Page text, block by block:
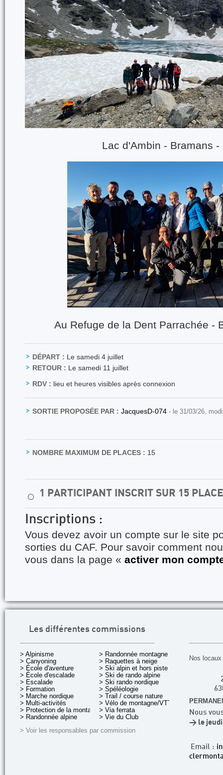
Lac d'Ambin - Bramans -
Au Refuge de la Dent Parrachée -
DÉPART : Le samedi 4 juillet
RETOUR : Le samedi 11 juillet
RDV : lieu et heures visibles après connexion
SORTIE PROPOSÉE PAR : JacquesD-074 - le 31/03/26,
NOMBRE MAXIMUM DE PLACES : 15
⚪ 1 PARTICIPANT INSCRIT SUR 15
Inscriptions :
Vous devez avoir un compte sur le site
sorties du CAF. Pour savoir comment
vous dans la page « activer mon
Les différentes commissions
> Alpinisme
> Canyoning
> École d'aventure
> École d'escalade
> Escalade
> Formation
> Marche nordique
> Multi-activités
> Protection de la montagne
> Randonnée alpine
> Randonnée montagne
> Raquettes à neige
> Ski alpin et hors piste
> Ski de rando alpine
> Ski rando nordique
> Spéléologie
> Trail / course nature
> Vélo de montagne/VTT
> Via ferrata
> Vie du Club
> Voir les responsables par commission
Nos
Nous
> le jeudi
Email :